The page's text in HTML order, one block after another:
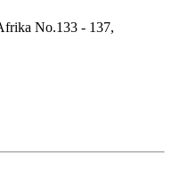
No.133 - 137,